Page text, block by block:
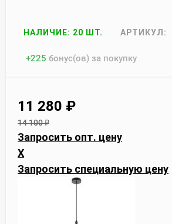
НАЛИЧИЕ: 20 ШТ. АРТИКУЛ:
+225 бонус(ов) за покупку
11 280 ₽
14 100₽
Запросить опт. цену
X
Запросить специальную цену